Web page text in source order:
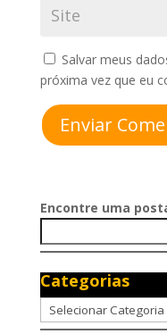
Salvar meus
próxima vez que eu
Enviar
Encontre uma
Categorias
Categorias